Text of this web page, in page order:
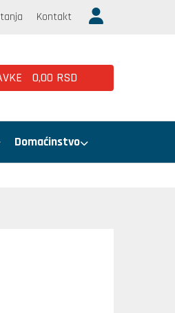
Kontakt
0,00 RSD
Domaćinstvo